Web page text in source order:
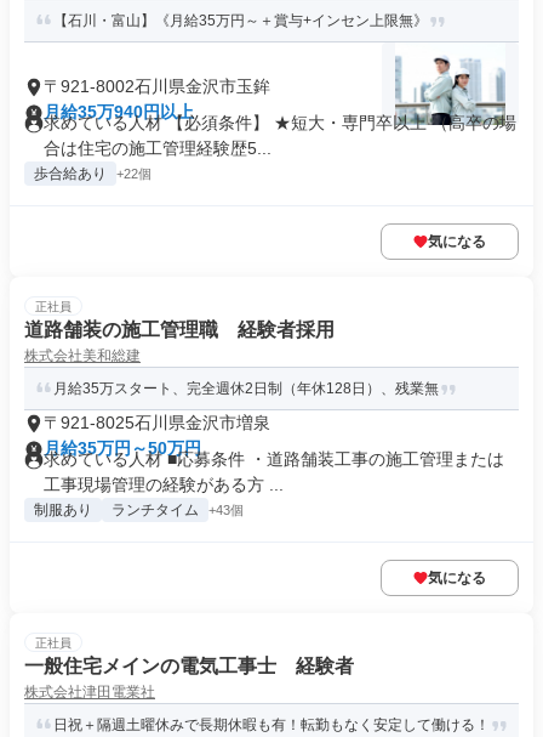
【石川・富山】《月給35万円～＋賞与+インセン上限無》
〒921-8002石川県金沢市玉鉾
月給35万940円以上
求めている人材 【必須条件】 ★短大・専門卒以上 （高卒の場
合は住宅の施工管理経験歴5...
歩合給あり +22個
気になる
正社員
道路舗装の施工管理職 経験者採用
株式会社美和総建
月給35万スタート、完全週休2日制（年休128日）、残業無
〒921-8025石川県金沢市増泉
月給35万円～50万円
求めている人材 ■応募条件 ・道路舗装工事の施工管理または
工事現場管理の経験がある方 ...
制服あり ランチタイム +43個
気になる
正社員
一般住宅メインの電気工事士 経験者
株式会社津田電業社
日祝＋隔週土曜休みで長期休暇も有！転勤もなく安定して働ける！